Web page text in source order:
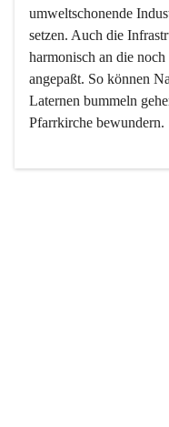
umweltschonende
setzen. Auch die
harmonisch an die
angepaßt. So können
Laternen bummeln
Pfarrkirche bewundern.
Der Weinbau dominert